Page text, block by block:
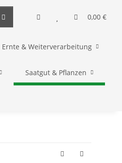
0,00 €
Ernte & Weiterverarbeitung
Saatgut & Pflanzen